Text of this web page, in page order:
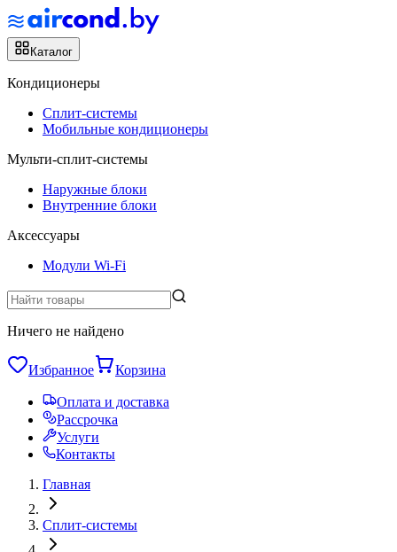
Каталог
Кондиционеры
Сплит-системы
Мобильные кондиционеры
Мульти-сплит-системы
Наружные блоки
Внутренние блоки
Аксессуары
Модули Wi-Fi
Ничего не найдено
Избранное Корзина
Оплата и доставка
Рассрочка
Услуги
Контакты
Главная
Сплит-системы